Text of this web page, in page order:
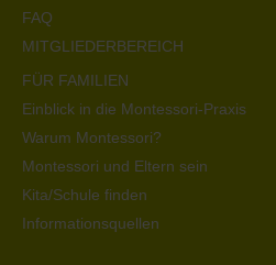
FAQ
MITGLIEDERBEREICH
FÜR FAMILIEN
Einblick in die Montessori-Praxis
Warum Montessori?
Montessori und Eltern sein
Kita/Schule finden
Informationsquellen